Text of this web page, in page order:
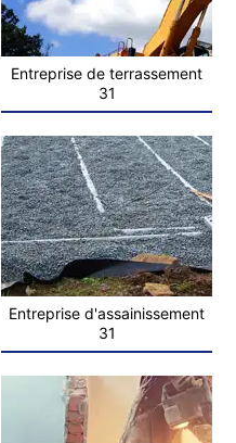
Entreprise de terrassement
31
Entreprise d'assainissement
31